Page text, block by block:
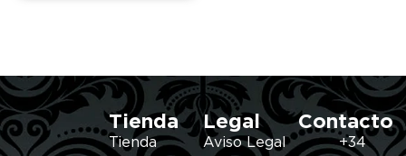
Tienda
Tienda
Legal
Aviso Legal
Contacto
+34